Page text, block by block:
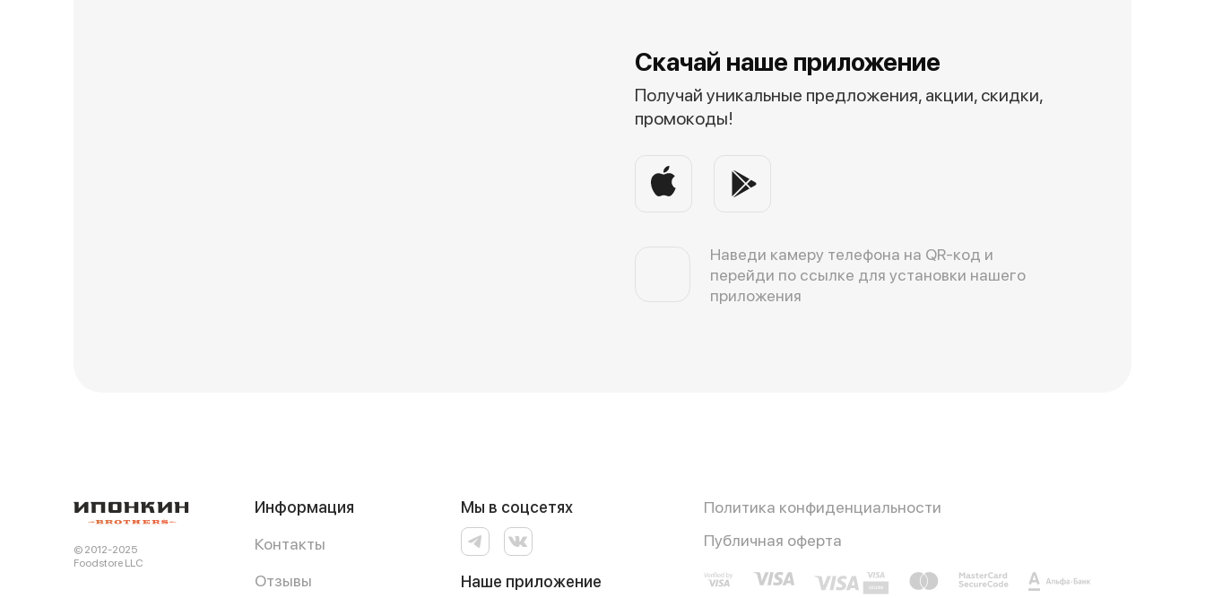
Скачай наше приложение
Получай уникальные предложения, акции, скидки,
промокоды!
Наведи камеру телефона на QR-код и
перейди по ссылке для установки нашего
приложения
© 2012-2025
Foodstore LLC
Информация
Контакты
Отзывы
Мы в соцсетях
Наше приложение
Политика конфиденциальности
Публичная оферта